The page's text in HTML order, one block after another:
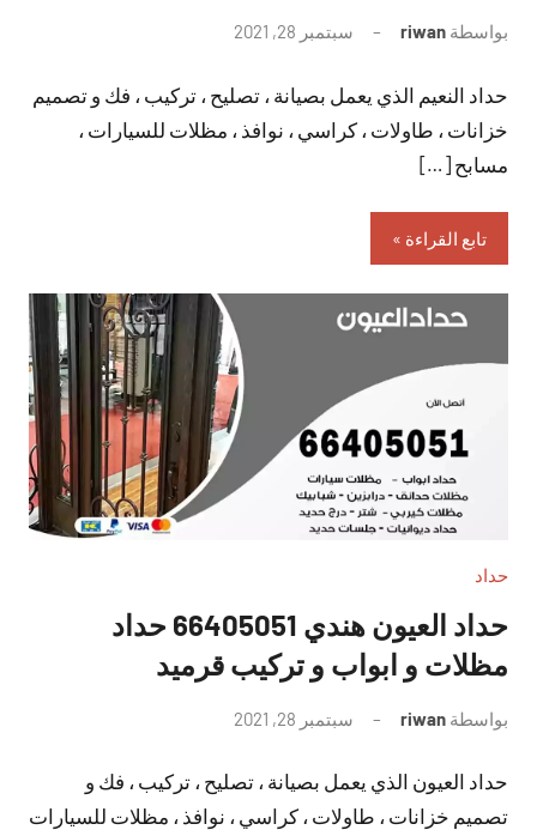
بواسطة riwan سبتمبر 28, 2021
تعليقات
حداد النعيم الذي يعمل بصيانة ، تصليح ، تركيب ، فك و تصميم
خزانات ، طاولات ، كراسي ، نوافذ ، مظلات للسيارات ،
مسابح […]
تابع القراءة
حداد
حداد العيون هندي 66405051 حداد
مظلات و ابواب و تركيب قرميد
بواسطة riwan سبتمبر 28, 2021
تعليقات
حداد العيون الذي يعمل بصيانة ، تصليح ، تركيب ، فك و
تصميم خزانات ، طاولات ، كراسي ، نوافذ ، مظلات للسيارات